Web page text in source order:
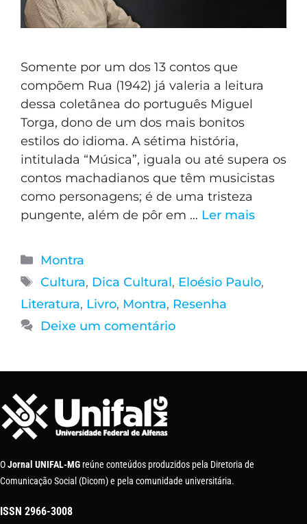
Somente por um dos 13 contos que
compõem Rua (1942) já valeria a leitura
dessa coletânea do português Miguel
Torga, dono de um dos mais bonitos
estilos do idioma. A sétima história,
intitulada “Música”, iguala ou até supera os
contos machadianos que têm musicistas
como personagens; é de uma tristeza
pungente, além de pôr em … Ler mais
Montra
Cultura, Dica Cultural, Eloésio Paulo,
Literatura, Livro, Montra, Resenha
Deixe um comentário
OJornal UNIFAL-MG reúne conteúdos produzidos pela Diretoria de
Comunicação Social (Dicom) e pela comunidade universitária.
ISSN 2966-3008